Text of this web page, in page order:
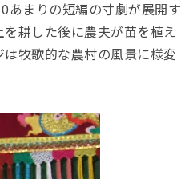
あまりの短編の寸劇が展開す
耕した後に農夫が苗を植え
牧歌的な農村の風景に様変